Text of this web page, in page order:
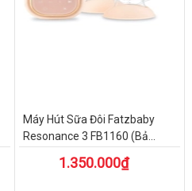
Máy Hút Sữa Đôi Fatzbaby
Resonance 3 FB1160 (Bả...
1.350.000₫